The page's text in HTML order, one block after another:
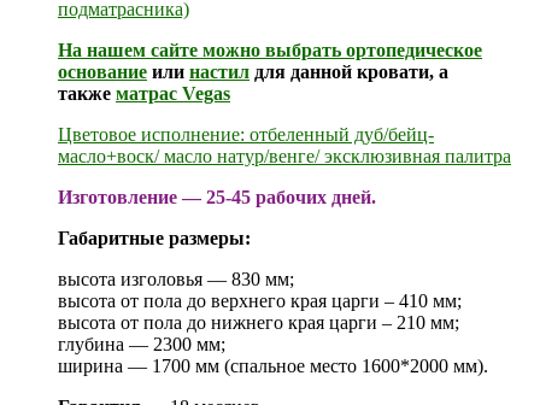
подматрасника)
На нашем сайте можно выбрать ортопедическое
основание или настил для данной кровати, а
также матрас Vegas
Цветовое исполнение: отбеленный дуб/бейц-
масло+воск/ масло натур/венге/ эксклюзивная палитра
Изготовление — 25-45 рабочих дней.
Габаритные размеры:
высота изголовья — 830 мм;
высота от пола до верхнего края царги – 410 мм;
высота от пола до нижнего края царги – 210 мм;
глубина — 2300 мм;
ширина — 1700 мм (спальное место 1600*2000 мм).